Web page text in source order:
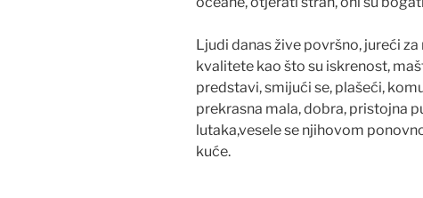
Ljudi danas žive površno, jureći
kvalitete kao što su iskrenost,
predstavi, smijući se, plašeći,
prekrasna mala, dobra, pristojna
lutaka,vesele se njihovom
kuće.